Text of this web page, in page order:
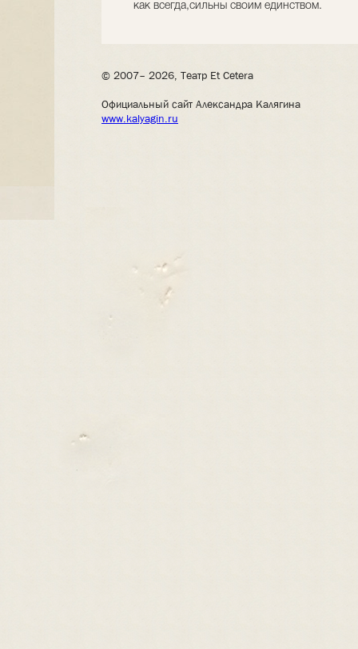
как всегда,сильны своим единством.
© 2007– 2026, Театр Et Cetera
Официальный сайт Александра Калягина
www.kalyagin.ru